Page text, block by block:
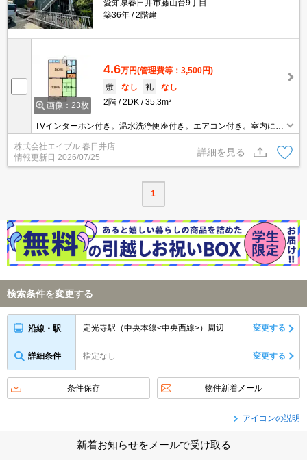
愛知県春日井市藤山台9丁目
築36年
2階建
画像：23枚
4.6万円(管理費等：3,500円)
敷
なし 礼
なし
2階
2DK 35.3m²
TVインターホン付き。温水洗浄便座付き。エアコン付き。室内に洗
表替え実費。
株式会社エイブル 春日井店
情報更新日 2026/07/25
詳細を見る
1
検索条件を変更する
沿線・駅 定光寺駅（中央本線<中央西線>）周辺 変更する
詳細条件 指定なし 変更する
条件保存 物件新着メール
アイコンの説明
新着お知らせをメールで受け取る